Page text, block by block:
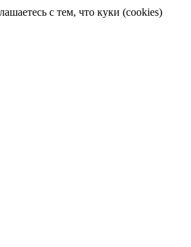
с тем, что куки (cookies)